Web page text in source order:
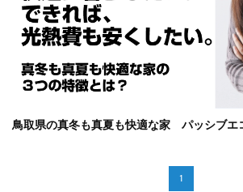
鳥取県の真冬も真夏も快適な家 パッシブエ
1